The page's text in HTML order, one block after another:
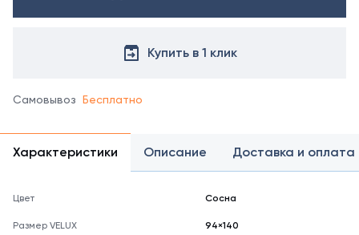
Купить в 1 клик
Самовывоз Бесплатно
Характеристики Описание Доставка и оплата
Цвет Сосна
Размер VELUX 94×140